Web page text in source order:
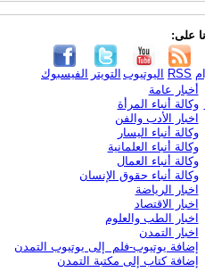
على:
الفيسبوك التويتر اليوتيوب RSS
أخبار عامة
وكالة أنباء المرأة
اخبار الأدب والفن
وكالة أنباء اليسار
وكالة أنباء العلمانية
وكالة أنباء العمال
وكالة أنباء حقوق الإنسان
اخبار الرياضة
اخبار الاقتصاد
اخبار الطب والعلوم
اخبار التمدن
إضافة يوتيوب-فلم إلى يوتيوب التمدن
إضافة كتاب إلى مكتبة التمدن